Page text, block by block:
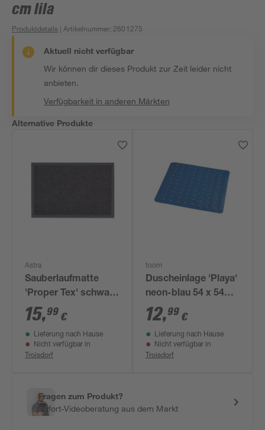
cm lila
Produktdetails | Artikelnummer: 2601275
Aktuell nicht verfügbar
Wir können dir dieses Produkt zur Zeit leider nicht
anbieten.
Verfügbarkeit in anderen Märkten
Alternative Produkte
Astra
Sauberlaufmatte
'Proper Tex' schwarz
40 x 60 cm
15,99 €
Lieferung nach Hause
Nicht verfügbar in
Troisdorf
toom
Duscheinlage 'Playa'
neon-blau 54 x 54
cm
12,99 €
Lieferung nach Hause
Nicht verfügbar in
Troisdorf
Fragen zum Produkt?
Sofort-Videoberatung aus dem Markt